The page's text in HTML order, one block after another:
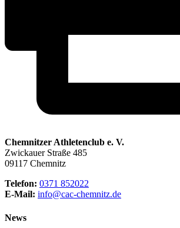
Chemnitzer Athletenclub e. V.
Zwickauer Straße 485
09117 Chemnitz
Telefon: 0371 852022
E-Mail: info@cac-chemnitz.de
News